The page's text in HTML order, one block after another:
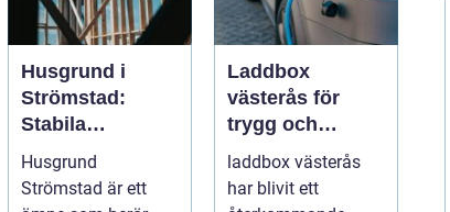
Husgrund i
Strömstad:
Stabila
lösningar för
boende vid
kusten
Husgrund
Strömstad är ett
Laddbox
västerås för
trygg och
effektiv
hemmaladdning
laddbox västerås
har blivit ett